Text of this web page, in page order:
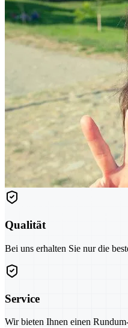
Qualität
Bei uns erhalten Sie nur die
Service
Wir bieten Ihnen einen